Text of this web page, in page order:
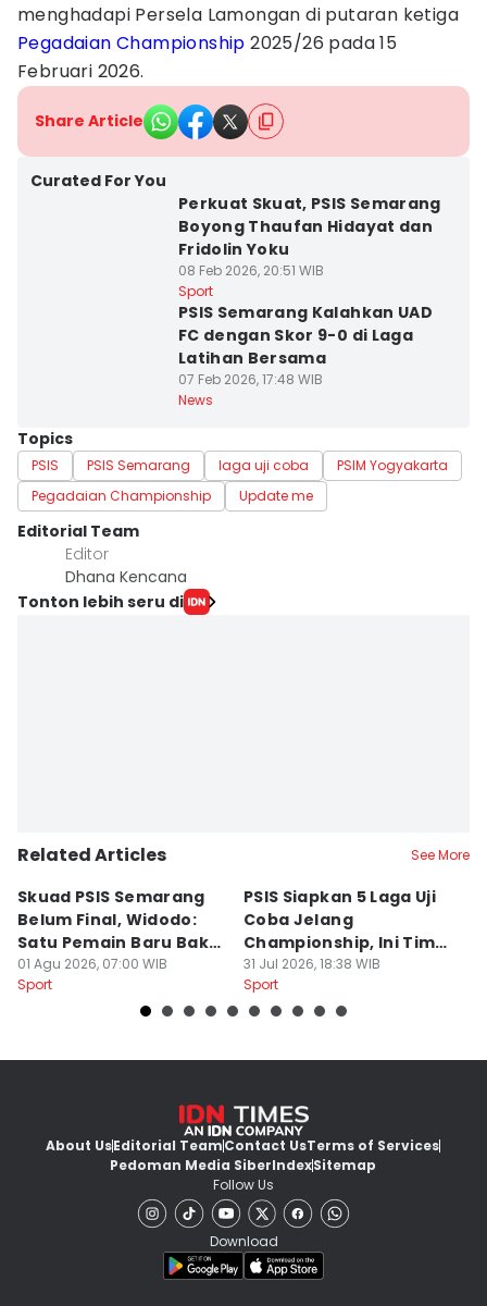
menghadapi Persela Lamongan di putaran ketiga
Pegadaian Championship 2025/26 pada 15
Februari 2026.
Share Article
Curated For You
Perkuat Skuat, PSIS Semarang
Boyong Thaufan Hidayat dan
Fridolin Yoku
08 Feb 2026, 20:51 WIB
Sport
PSIS Semarang Kalahkan UAD
FC dengan Skor 9-0 di Laga
Latihan Bersama
07 Feb 2026, 17:48 WIB
News
Topics
PSIS PSIS Semarang laga uji coba
PSIM Yogyakarta
Pegadaian Championship
Update me
Editorial Team
Editor
Dhana Kencana
Tonton lebih seru di
Related Articles See More
Skuad PSIS Semarang
Belum Final, Widodo:
Satu Pemain Baru Bakal
Gabung
01 Agu 2026, 07:00 WIB
Sport
PSIS Siapkan 5 Laga Uji
Coba Jelang
Championship, Ini Tim
Calon Lawan
31 Jul 2026, 18:38 WIB
Sport
About UsEditorial TeamContact UsTerms of Services
Pedoman Media SiberIndexSitemap
Follow Us
Download